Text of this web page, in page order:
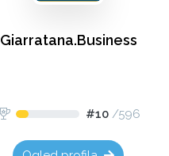
Giarratana.Business
#10/596